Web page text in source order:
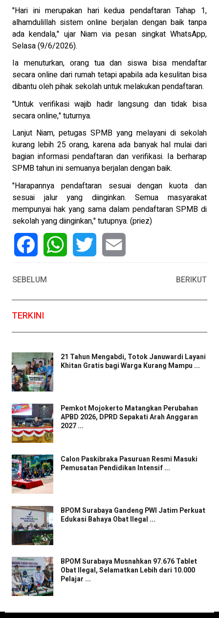
"Hari ini merupakan hari kedua pendaftaran Tahap 1,
alhamdulillah sistem online berjalan dengan baik tanpa
ada kendala," ujar Niam via pesan singkat WhatsApp,
Selasa (9/6/2026).
Ia menuturkan, orang tua dan siswa bisa mendaftar
secara online dari rumah tetapi apabila ada kesulitan bisa
dibantu oleh pihak sekolah untuk melakukan pendaftaran.
"Untuk verifikasi wajib hadir langsung dan tidak bisa
secara online," tuturnya.
Lanjut Niam, petugas SPMB yang melayani di sekolah
kurang lebih 25 orang, karena ada banyak hal mulai dari
bagian informasi pendaftaran dan verifikasi. Ia berharap
SPMB tahun ini semuanya berjalan dengan baik.
"Harapannya pendaftaran sesuai dengan kuota dan
sesuai jalur yang diinginkan. Semua masyarakat
mempunyai hak yang sama dalam pendaftaran SPMB di
sekolah yang diinginkan," tutupnya. (priez)
SEBELUM
BERIKUT
TERKINI
21 Tahun Mengabdi, Totok Januwardi Layani
Khitan Gratis bagi Warga Kurang Mampu ...
Pemkot Mojokerto Matangkan Perubahan
APBD 2026, DPRD Sepakati Arah Anggaran
2027 ...
Calon Paskibraka Pasuruan Resmi Masuki
Pemusatan Pendidikan Intensif ...
BPOM Surabaya Gandeng PWI Jatim Perkuat
Edukasi Bahaya Obat Ilegal ...
BPOM Surabaya Musnahkan 97.676 Tablet
Obat Ilegal, Selamatkan Lebih dari 10.000
Pelajar ...